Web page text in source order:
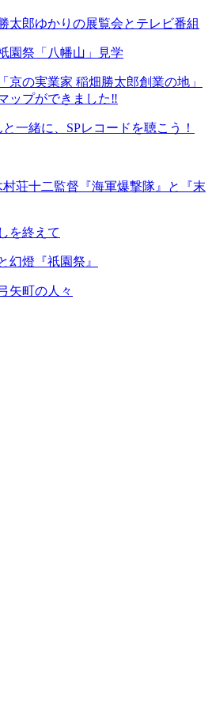
太郎ゆかりの展覧会とテレビ番組
園祭「八幡山」見学
京の実業家 稲畑勝太郎創業の地」
ップができました‼
一緒に、SPレコードを聴こう！
荘十二監督『海軍爆撃隊』と『末
を終えて
幻燈『祇園祭』
矢町の人々